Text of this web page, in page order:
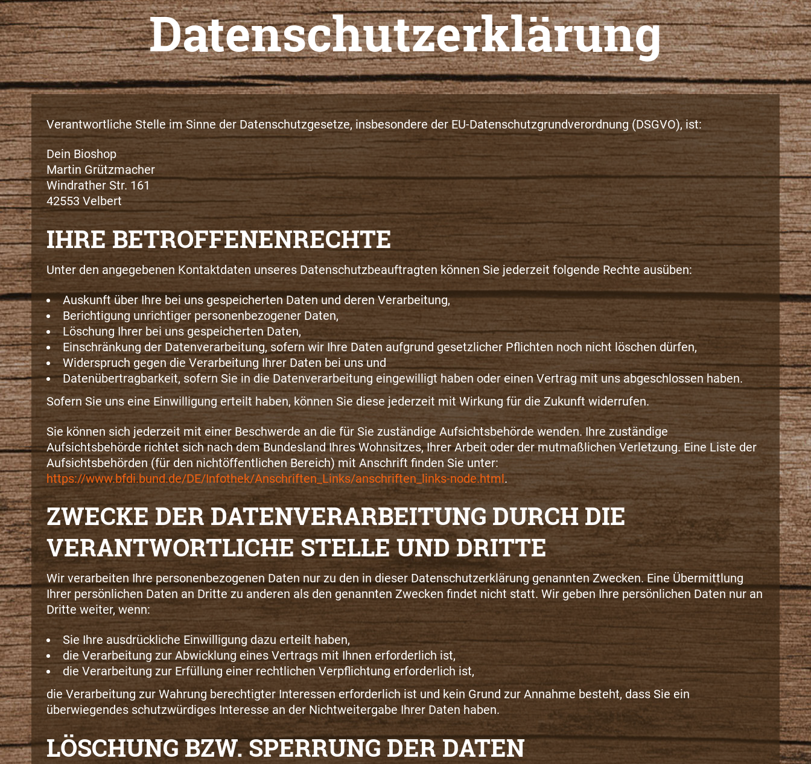
Datenschutzerklärung
Verantwortliche Stelle im Sinne der Datenschutzgesetze, insbesondere der EU-Datenschutzgrundverordnung (DSGVO), ist:
Dein Bioshop
Martin Grützmacher
Windrather Str. 161
42553 Velbert
IHRE BETROFFENENRECHTE
Unter den angegebenen Kontaktdaten unseres Datenschutzbeauftragten können Sie jederzeit folgende Rechte ausüben:
Auskunft über Ihre bei uns gespeicherten Daten und deren Verarbeitung,
Berichtigung unrichtiger personenbezogener Daten,
Löschung Ihrer bei uns gespeicherten Daten,
Einschränkung der Datenverarbeitung, sofern wir Ihre Daten aufgrund gesetzlicher Pflichten noch nicht löschen dürfen,
Widerspruch gegen die Verarbeitung Ihrer Daten bei uns und
Datenübertragbarkeit, sofern Sie in die Datenverarbeitung eingewilligt haben oder einen Vertrag mit uns abgeschlossen haben.
Sofern Sie uns eine Einwilligung erteilt haben, können Sie diese jederzeit mit Wirkung für die Zukunft widerrufen.
Sie können sich jederzeit mit einer Beschwerde an die für Sie zuständige Aufsichtsbehörde wenden. Ihre zuständige
Aufsichtsbehörde richtet sich nach dem Bundesland Ihres Wohnsitzes, Ihrer Arbeit oder der mutmaßlichen Verletzung. Eine Liste der
Aufsichtsbehörden (für den nichtöffentlichen Bereich) mit Anschrift finden Sie unter:
https://www.bfdi.bund.de/DE/Infothek/Anschriften_Links/anschriften_links-node.html.
ZWECKE DER DATENVERARBEITUNG DURCH DIE
VERANTWORTLICHE STELLE UND DRITTE
Wir verarbeiten Ihre personenbezogenen Daten nur zu den in dieser Datenschutzerklärung genannten Zwecken. Eine Übermittlung
Ihrer persönlichen Daten an Dritte zu anderen als den genannten Zwecken findet nicht statt. Wir geben Ihre persönlichen Daten nur an
Dritte weiter, wenn:
Sie Ihre ausdrückliche Einwilligung dazu erteilt haben,
die Verarbeitung zur Abwicklung eines Vertrags mit Ihnen erforderlich ist,
die Verarbeitung zur Erfüllung einer rechtlichen Verpflichtung erforderlich ist,
die Verarbeitung zur Wahrung berechtigter Interessen erforderlich ist und kein Grund zur Annahme besteht, dass Sie ein
überwiegendes schutzwürdiges Interesse an der Nichtweitergabe Ihrer Daten haben.
LÖSCHUNG BZW. SPERRUNG DER DATEN